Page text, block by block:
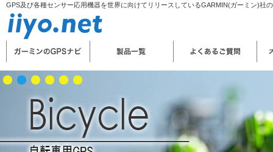
GPS及び各種センサー応用機器を世界に向けてリリースしているGARMIN(ガーミン)社